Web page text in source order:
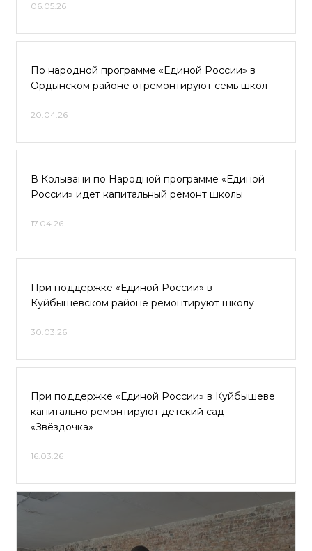
06.05.26
По народной программе «Единой России» в
Ордынском районе отремонтируют семь школ
20.04.26
В Колывани по Народной программе «Единой
России» идет капитальный ремонт школы
17.04.26
При поддержке «Единой России» в
Куйбышевском районе ремонтируют школу
30.03.26
При поддержке «Единой России» в Куйбышеве
капитально ремонтируют детский сад
«Звёздочка»
16.03.26